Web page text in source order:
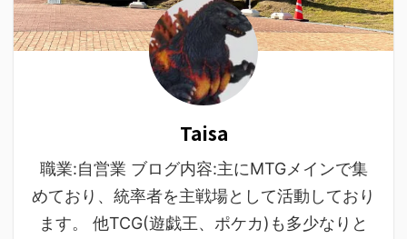
Taisa
職業:自営業 ブログ内容:主にMTGメインで集
めており、統率者を主戦場として活動しており
ます。 他TCG(遊戯王、ポケカ)も多少なりと